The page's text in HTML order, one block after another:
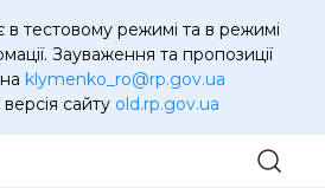
тестовому режимі та в режимі
Зауваження та пропозиції
klymenko_ro@rp.gov.ua
сайту old.rp.gov.ua